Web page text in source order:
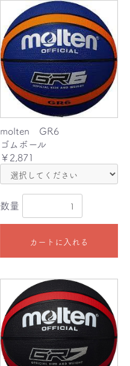
molten GR6
ゴムボール
￥2,871
数量
カートに入れる